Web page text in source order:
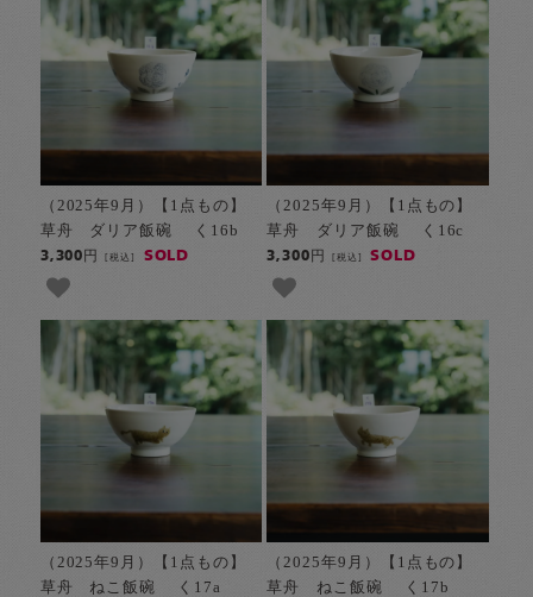
（2025年9月）【1点もの】
草舟 ダリア飯碗 く16b
3,300円[税込] SOLD
（2025年9月）【1点もの】
草舟 ダリア飯碗 く16c
3,300円 [税込] SOLD
（2025年9月）【1点もの】
草舟 ねこ飯碗 く17a
（2025年9月）【1点もの】
草舟 ねこ飯碗 く17b